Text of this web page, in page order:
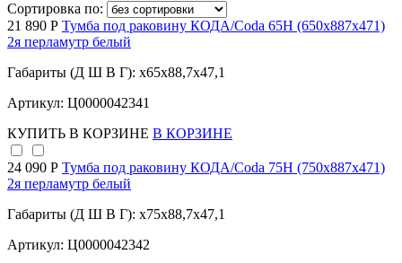
Сортировка по:
21 890 Р Тумба под раковину КОДА/Coda 65Н (650х887х471)
2я перламутр белый
Габариты (Д Ш В Г): x65x88,7x47,1
Артикул: Ц0000042341
КУПИТЬ В КОРЗИНЕ В КОРЗИНЕ
24 090 Р Тумба под раковину КОДА/Coda 75Н (750х887х471)
2я перламутр белый
Габариты (Д Ш В Г): x75x88,7x47,1
Артикул: Ц0000042342